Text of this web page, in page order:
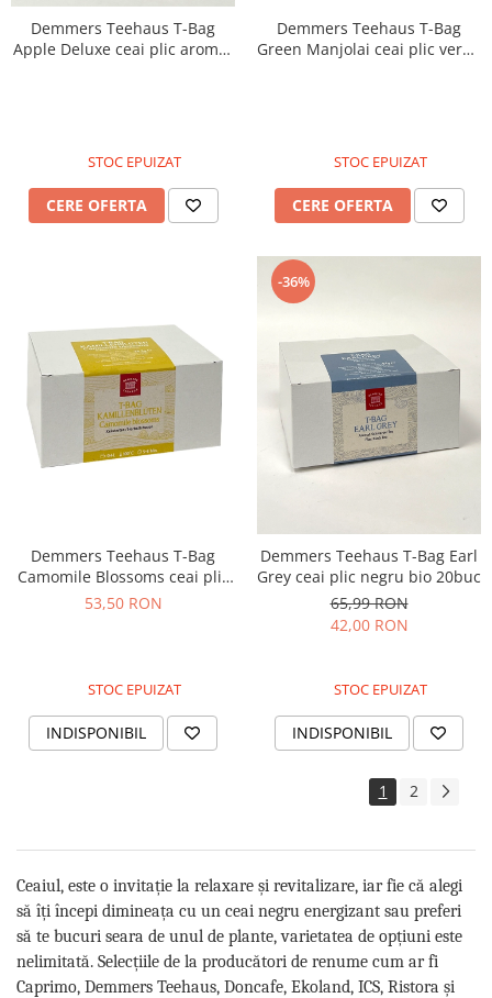
Demmers Teehaus T-Bag
Apple Deluxe ceai plic aromat
STOC EPUIZAT
CERE OFERTA
Demmers Teehaus T-Bag
Green Manjolai ceai plic verde
STOC EPUIZAT
CERE OFERTA
Demmers Teehaus T-Bag
Camomile Blossoms ceai plic
aromat bio 15buc
53,50 RON
STOC EPUIZAT
INDISPONIBIL
-36%
Demmers Teehaus T-Bag Earl
Grey ceai plic negru bio 20buc
65,99 RON
42,00 RON
STOC EPUIZAT
INDISPONIBIL
1 2
Ceaiul, este o invitație la relaxare și revitalizare, iar fie că alegi
să îți începi dimineața cu un ceai negru energizant sau preferi
să te bucuri seara de unul de plante, varietatea de opțiuni este
nelimitată. Selecțiile de la producători de renume cum ar fi
Caprimo, Demmers Teehaus, Doncafe, Ekoland, ICS, Ristora și